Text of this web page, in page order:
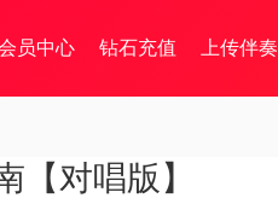
员中心 钻石充值 上传伴奏
【对唱版】